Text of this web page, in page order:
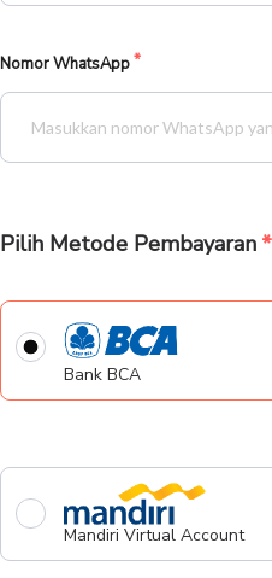
Nomor WhatsApp
Pilih Metode Pembayaran
Bank BCA
Mandiri Virtual Account